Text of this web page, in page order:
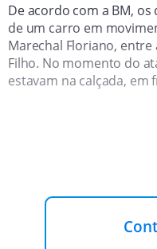
De acordo com a BM,
de um carro em
Marechal Floriano, entre
Filho. No momento do
estavam na calçada, em